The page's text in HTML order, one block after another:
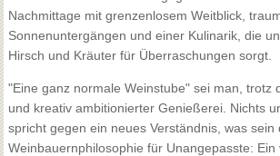
Nachmittage mit grenzenlosem Weitblick,
Sonnenuntergängen und einer Kulinarik, die
Hirsch und Kräuter für Überraschungen sorgt.
"Eine ganz normale Weinstube" sei man, trotz
und kreativ ambitionierter Genießerei. Nichts
spricht gegen ein neues Verständnis, was sein
Weinbauernphilosophie für Unangepasste: Ein